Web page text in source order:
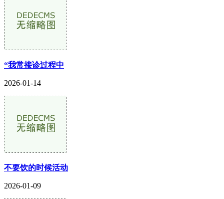
“我常接诊过程中
2026-01-14
不要饮的时候活动
2026-01-09